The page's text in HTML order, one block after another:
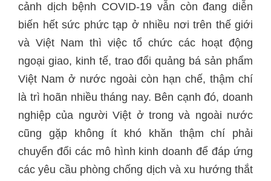
cảnh dịch bệnh COVID-19 vẫn còn đang diễn
biến hết sức phức tạp ở nhiều nơi trên thế giới
và Việt Nam thì việc tổ chức các hoạt động
ngoại giao, kinh tế, trao đổi quảng bá sản phẩm
Việt Nam ở nước ngoài còn hạn chế, thậm chí
là trì hoãn nhiều tháng nay. Bên cạnh đó, doanh
nghiệp của người Việt ở trong và ngoài nước
cũng gặp không ít khó khăn thậm chí phải
chuyển đổi các mô hình kinh doanh để đáp ứng
các yêu cầu phòng chống dịch và xu hướng thắt